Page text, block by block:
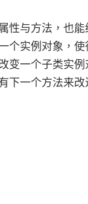
性与方法，也
个实例对象，
变一个子类实
下一个方法来改